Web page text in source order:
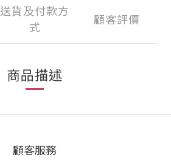
送貨及付款方
式
顧客評價
商品描述
顧客服務